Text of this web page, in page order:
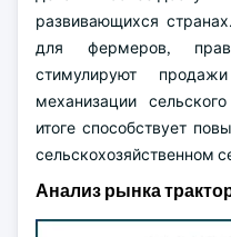
развивающихся
для фермеров,
стимулируют
механизации
итоге способствует
сельскохозяйственном
Анализ рынка